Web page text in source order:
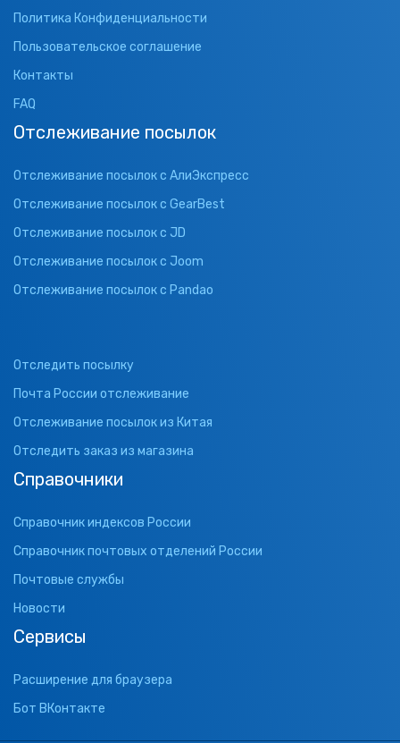
Политика Конфиденциальности
Пользовательское соглашение
Контакты
FAQ
Отслеживание посылок
Отслеживание посылок с АлиЭкспресс
Отслеживание посылок с GearBest
Отслеживание посылок с JD
Отслеживание посылок с Joom
Отслеживание посылок с Pandao
Отследить посылку
Почта России отслеживание
Отслеживание посылок из Китая
Отследить заказ из магазина
Справочники
Справочник индексов России
Справочник почтовых отделений России
Почтовые службы
Новости
Сервисы
Расширение для браузера
Бот ВКонтакте